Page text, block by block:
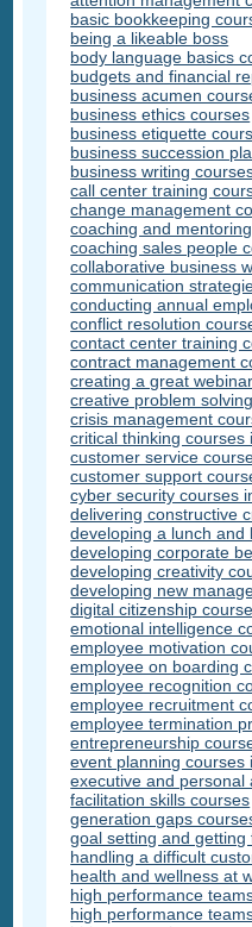
basic bookkeeping
being a likeable boss
body language basics
budgets and financial
business acumen
business ethics courses
business etiquette
business succession
business writing
call center training
change management
coaching and
coaching sales people
collaborative business
communication
conducting annual
conflict resolution
contact center training
contract management
creating a great webinar
creative problem
crisis management
critical thinking courses
customer service
customer support
cyber security courses
delivering constructive
developing a lunch and
developing corporate
developing creativity
developing new
digital citizenship
emotional intelligence
employee motivation
employee on boarding
employee recognition
employee recruitment
employee termination
entrepreneurship
event planning courses
executive and personal
facilitation skills courses
generation gaps
goal setting and getting
handling a difficult
health and wellness at
high performance
high performance